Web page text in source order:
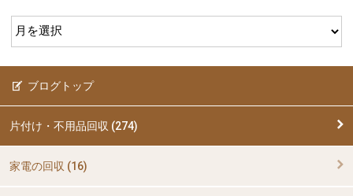
ブログトップ
片付け・不用品回収 (274)
家電の回収 (16)